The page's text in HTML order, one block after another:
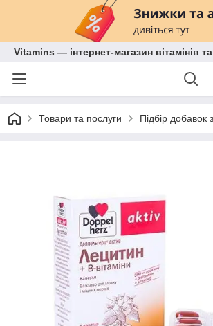
Vitamins — інтернет-магазин вітамінів
Товари та послуги Підбір